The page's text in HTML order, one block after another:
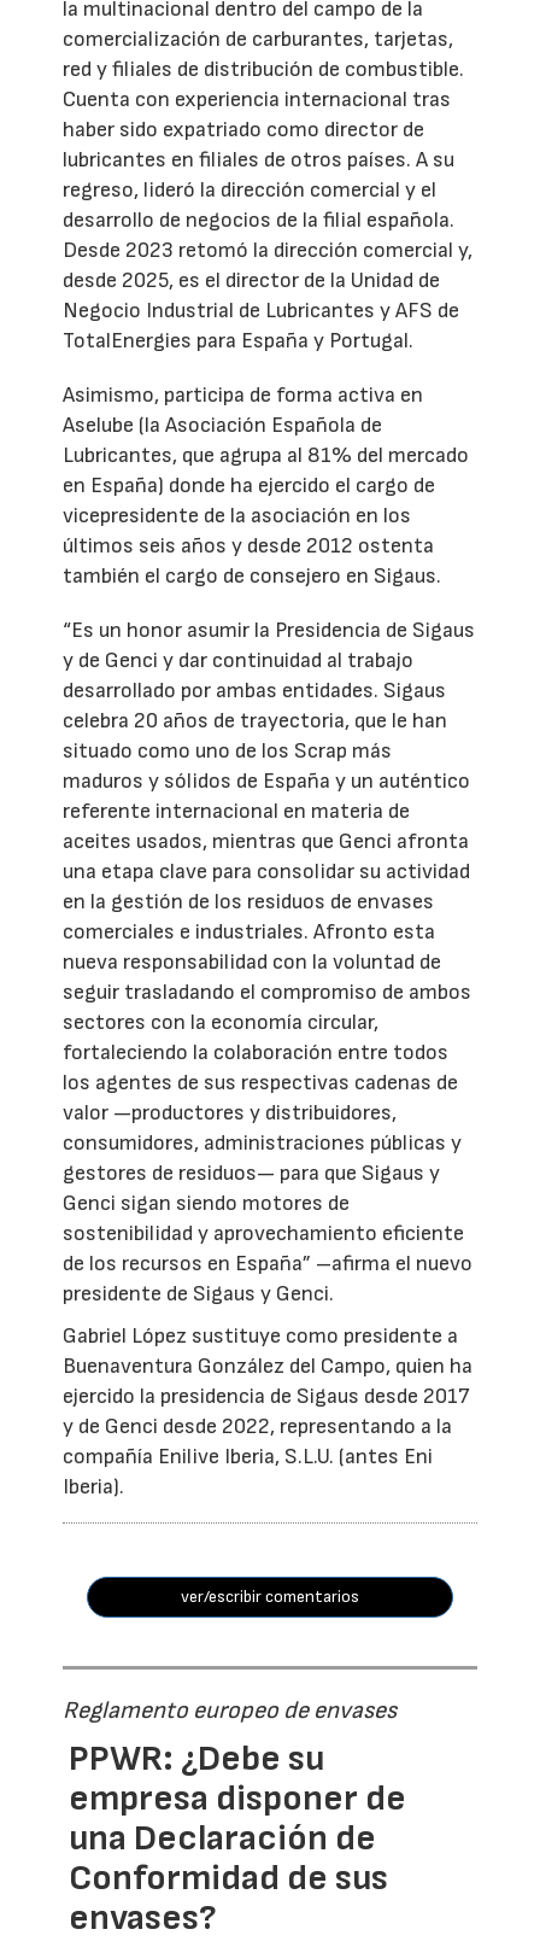
la multinacional dentro del campo de la
comercialización de carburantes, tarjetas,
red y filiales de distribución de combustible.
Cuenta con experiencia internacional tras
haber sido expatriado como director de
lubricantes en filiales de otros países. A su
regreso, lideró la dirección comercial y el
desarrollo de negocios de la filial española.
Desde 2023 retomó la dirección comercial y,
desde 2025, es el director de la Unidad de
Negocio Industrial de Lubricantes y AFS de
TotalEnergies para España y Portugal.
Asimismo, participa de forma activa en
Aselube (la Asociación Española de
Lubricantes, que agrupa al 81% del mercado
en España) donde ha ejercido el cargo de
vicepresidente de la asociación en los
últimos seis años y desde 2012 ostenta
también el cargo de consejero en Sigaus.
“Es un honor asumir la Presidencia de Sigaus
y de Genci y dar continuidad al trabajo
desarrollado por ambas entidades. Sigaus
celebra 20 años de trayectoria, que le han
situado como uno de los Scrap más
maduros y sólidos de España y un auténtico
referente internacional en materia de
aceites usados, mientras que Genci afronta
una etapa clave para consolidar su actividad
en la gestión de los residuos de envases
comerciales e industriales. Afronto esta
nueva responsabilidad con la voluntad de
seguir trasladando el compromiso de ambos
sectores con la economía circular,
fortaleciendo la colaboración entre todos
los agentes de sus respectivas cadenas de
valor —productores y distribuidores,
consumidores, administraciones públicas y
gestores de residuos— para que Sigaus y
Genci sigan siendo motores de
sostenibilidad y aprovechamiento eficiente
de los recursos en España” –afirma el nuevo
presidente de Sigaus y Genci.
Gabriel López sustituye como presidente a
Buenaventura González del Campo, quien ha
ejercido la presidencia de Sigaus desde 2017
y de Genci desde 2022, representando a la
compañía Enilive Iberia, S.L.U. (antes Eni
Iberia).
ver/escribir comentarios
Reglamento europeo de envases
PPWR: ¿Debe su
empresa disponer de
una Declaración de
Conformidad de sus
envases?